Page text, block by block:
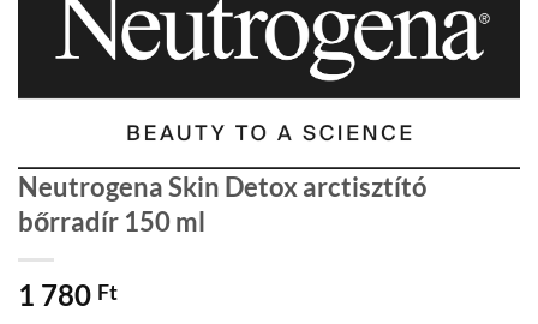
Neutrogena Skin Detox arctisztító
bőrradír 150 ml
1 780 Ft